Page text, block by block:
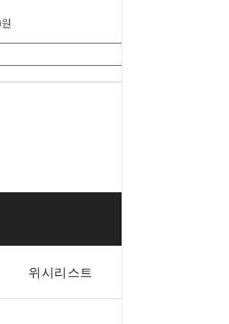
위시리스트